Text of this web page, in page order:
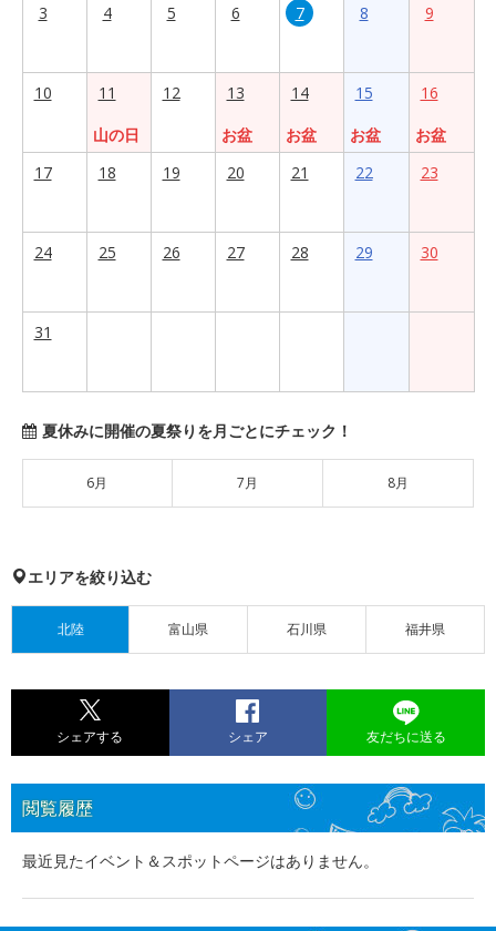
3 4 5 6 7 8 9
10
11
山の日
12
13
お盆
14
お盆
15
お盆
16
お盆
17
18 19 20 21 22 23
24 25 26 27 28 29 30
31
夏休みに開催の夏祭りを月ごとにチェック！
6月 7月 8月
エリアを絞り込む
北陸 富山県 石川県 福井県
シェアする シェア 友だちに送る
閲覧履歴
最近見たイベント＆スポットページはありません。